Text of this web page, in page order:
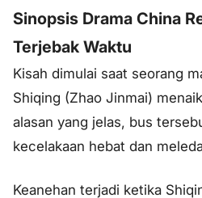
Sinopsis Drama China
Terjebak Waktu
Kisah dimulai saat seorang
Shiqing (Zhao Jinmai)
alasan yang jelas, bus
kecelakaan hebat dan
Keanehan terjadi ketika